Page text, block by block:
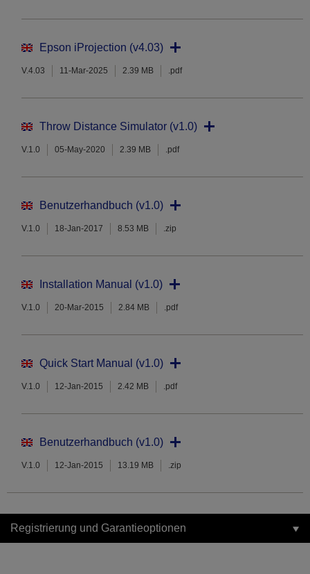
Epson iProjection (v4.03)
V.4.03 11-Mar-2025 2.39 MB .pdf
Throw Distance Simulator (v1.0)
V.1.0 05-May-2020 2.39 MB .pdf
Benutzerhandbuch (v1.0)
V.1.0 18-Jan-2017 8.53 MB .zip
Installation Manual (v1.0)
V.1.0 20-Mar-2015 2.84 MB .pdf
Quick Start Manual (v1.0)
V.1.0 12-Jan-2015 2.42 MB .pdf
Benutzerhandbuch (v1.0)
V.1.0 12-Jan-2015 13.19 MB .zip
Registrierung und Garantieoptionen